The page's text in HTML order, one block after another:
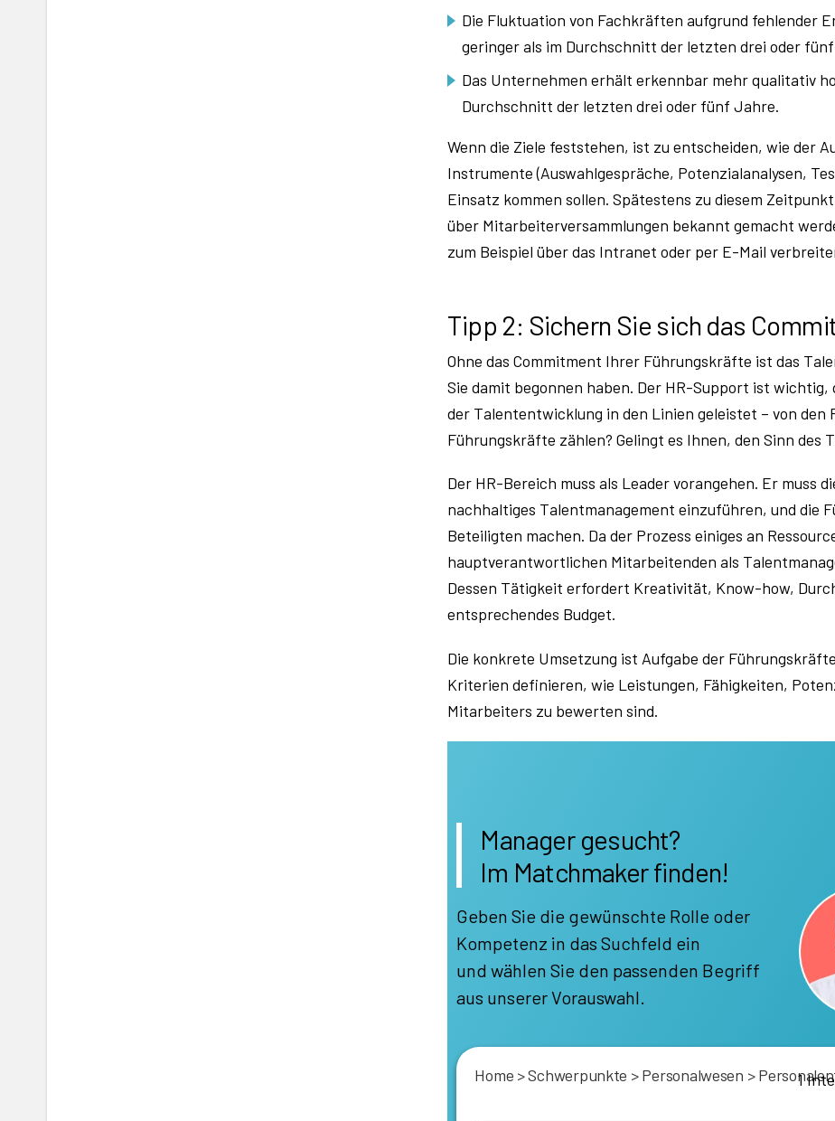
Die Fluktuation von Fachkräften aufgrund fehlender
geringer als im Durchschnitt der letzten drei oder
Das Unternehmen erhält erkennbar mehr qualitativ
Durchschnitt der letzten drei oder fünf Jahre.
Wenn die Ziele feststehen, ist zu entscheiden, wie der
Instrumente (Auswahlgespräche, Potenzialanalysen,
Einsatz kommen sollen. Spätestens zu diesem
über Mitarbeiterversammlungen bekannt gemacht
zum Beispiel über das Intranet oder per E-Mail
Tipp 2: Sichern Sie sich das
Ohne das Commitment Ihrer Führungskräfte ist das
Sie damit begonnen haben. Der HR-Support ist
der Talententwicklung in den Linien geleistet – von den
Führungskräfte zählen? Gelingt es Ihnen, den Sinn des
Der HR-Bereich muss als Leader vorangehen. Er muss
nachhaltiges Talentmanagement einzuführen, und die
Beteiligten machen. Da der Prozess einiges an
hauptverantwortlichen Mitarbeitenden als
Dessen Tätigkeit erfordert Kreativität, Know-how,
entsprechendes Budget.
Die konkrete Umsetzung ist Aufgabe der
Kriterien definieren, wie Leistungen, Fähigkeiten,
Mitarbeiters zu bewerten sind.
Manager gesucht?
Im Matchmaker finden!
Geben Sie die gewünschte Rolle oder
Kompetenz in das Suchfeld ein
und wählen Sie den passenden Begriff
aus unserer Vorauswahl.
1
Home >Schwerpunkte >Personalwesen >